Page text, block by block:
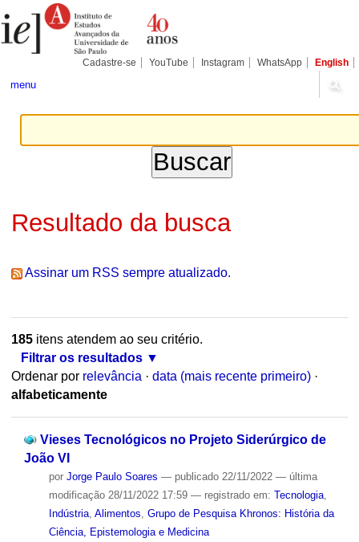
para
conteúdo.
Pessoais
Cadastre-se YouTube Instagram WhatsApp English
menu
Resultado da busca
Assinar um RSS sempre atualizado.
185itens atendem ao seu critério.
Filtrar os resultados
Ordenar por relevância · data (mais recente primeiro) ·
alfabeticamente
Vieses Tecnológicos no Projeto Siderúrgico de
João VI
por Jorge Paulo Soares — publicado22/11/2022 — última
modificação28/11/2022 17:59 — registrado em: Tecnologia,
Indústria, Alimentos Grupo de Pesquisa Khronos: História da
Ciência, Epistemologia e Medicina